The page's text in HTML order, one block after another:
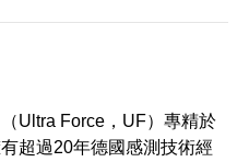
Ultra Force，UF）專精於
超過20年德國感測技術經